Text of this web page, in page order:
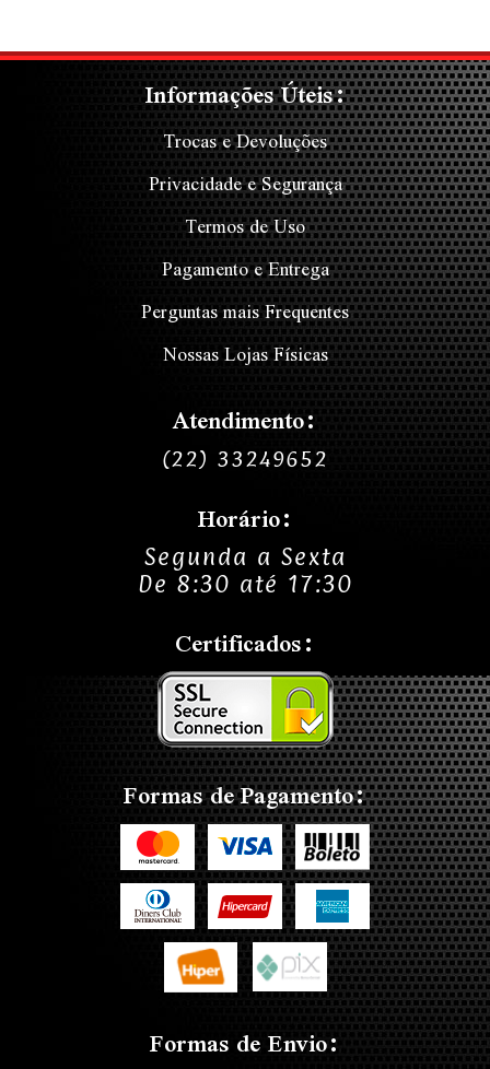
Informações Úteis:
Trocas e Devoluções
Privacidade e Segurança
Termos de Uso
Pagamento e Entrega
Perguntas mais Frequentes
Nossas Lojas Físicas
Atendimento:
(22) 33249652
Horário:
Segunda a Sexta
De 8:30 até 17:30
Certificados:
Formas de Pagamento:
Formas de Envio: